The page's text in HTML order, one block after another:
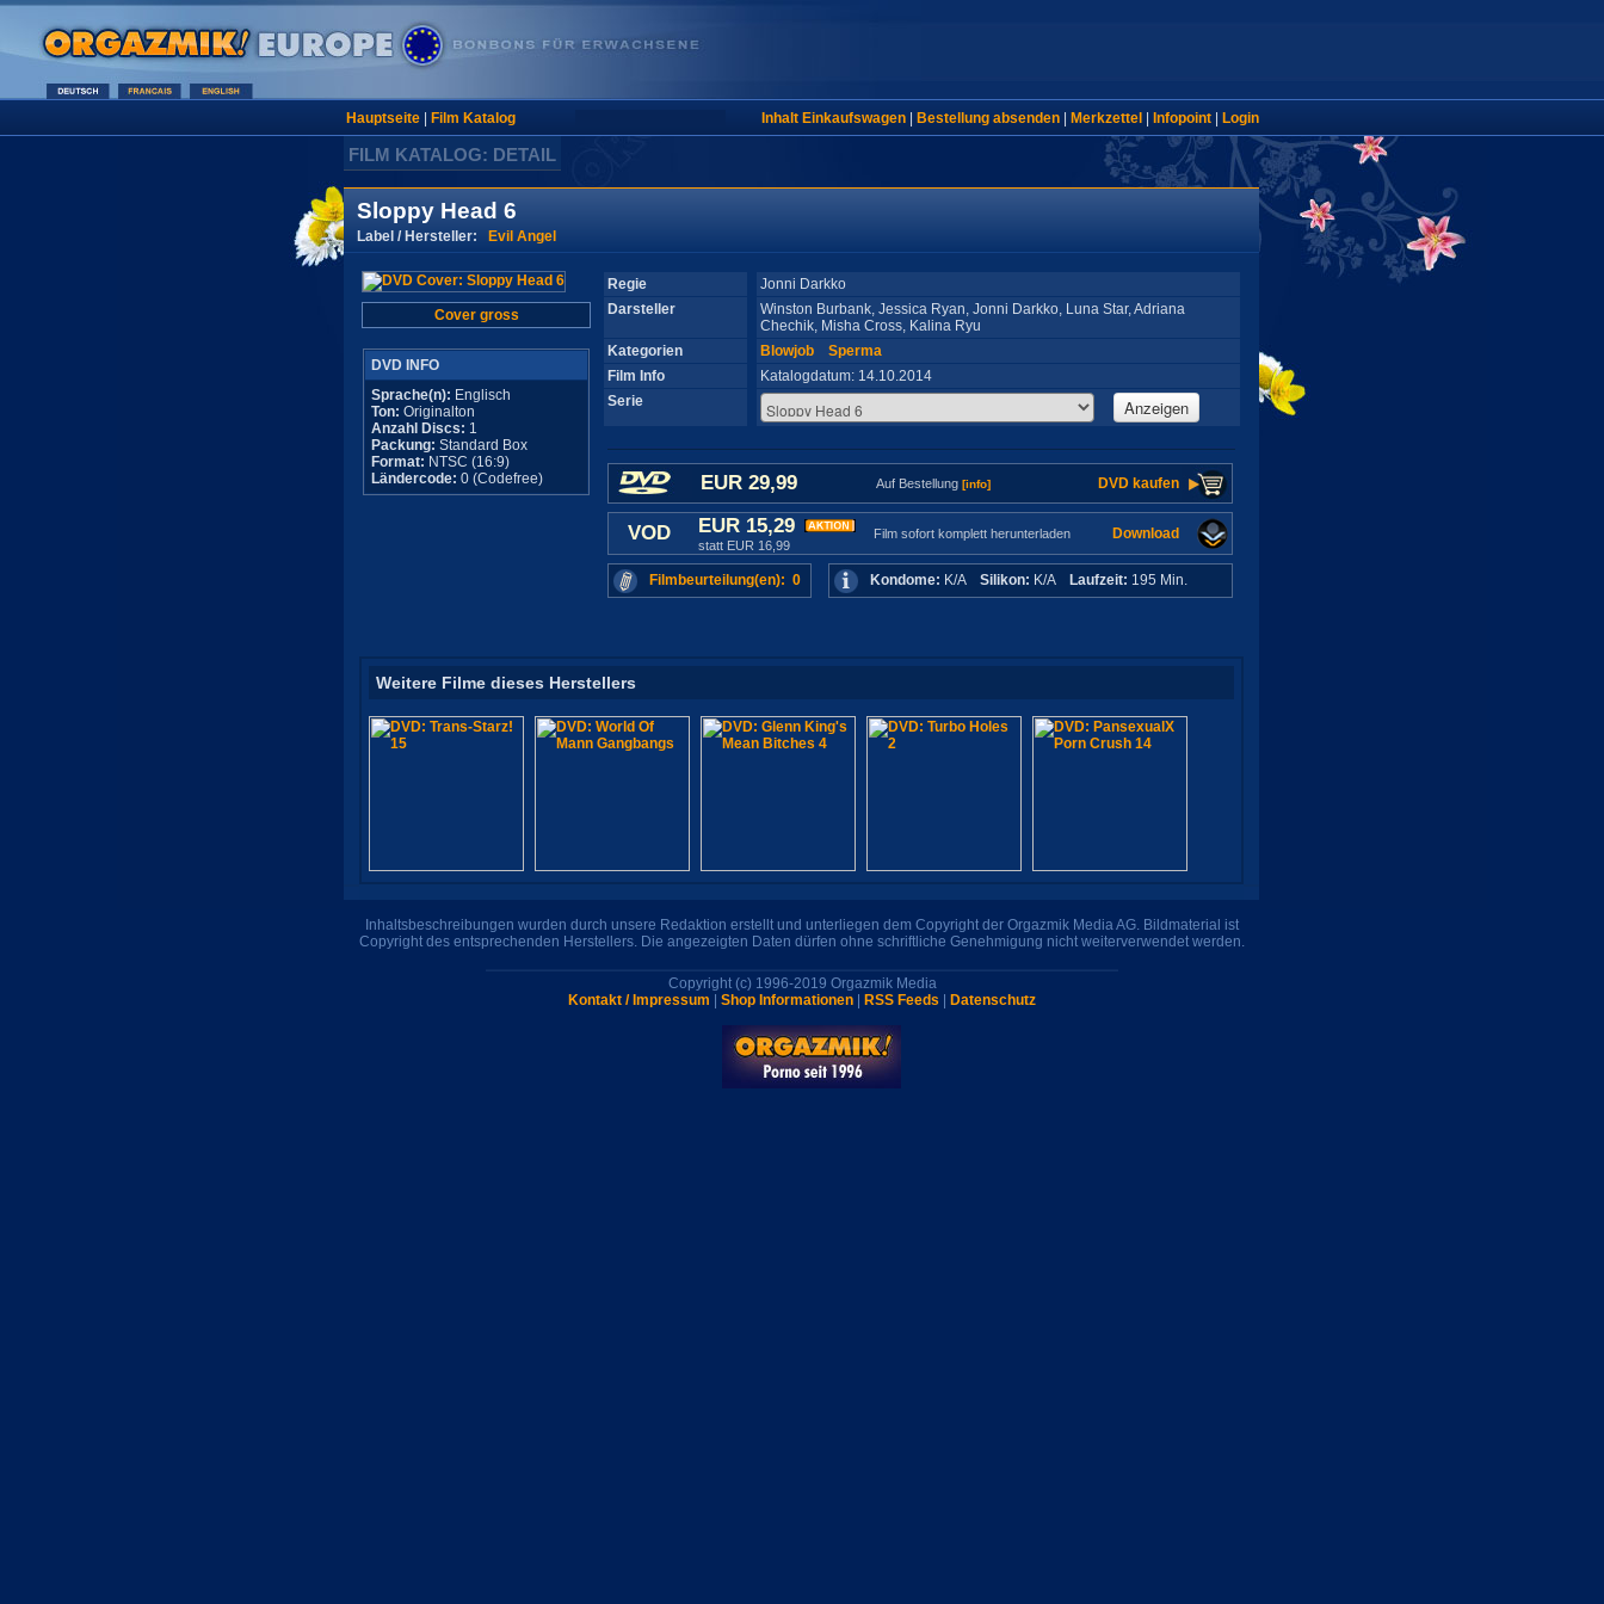
Hauptseite| Film Katalog Inhalt Einkaufswagen| Bestellung absenden| Merkzettel Infopoint| Login
FILM KATALOG: DETAIL
Sloppy Head 6
Label / Hersteller: Evil Angel
Cover gross
DVD INFO
Sprache(n): Englisch
Ton: Originalton
Anzahl Discs: 1
Packung: Standard Box
Format: NTSC (16:9)
Ländercode: 0 (Codefree)
Regie
Jonni Darkko
Darsteller
Winston Burbank, Jessica Ryan, Jonni Darkko, Luna Star, Adriana
Chechik, Misha Cross, Kalina Ryu
Kategorien
Blowjob
Sperma
Film Info
Katalogdatum: 14.10.2014
Serie
Anzeigen
EUR 29,99 Auf Bestellung [info] DVD kaufen
VOD EUR 15,29
statt EUR 16,99
Film sofort komplett herunterladen Download
Filmbeurteilung(en): 0 Kondome: K/A Silikon: K/A Laufzeit: 195 Min.
Weitere Filme dieses Herstellers
Inhaltsbeschreibungen wurden durch unsere Redaktion erstellt und unterliegen dem Copyright der Orgazmik Media AG. Bildmaterial ist
Copyright des entsprechenden Herstellers. Die angezeigten Daten dürfen ohne schriftliche Genehmigung nicht weiterverwendet werden.
Copyright (c) 1996-2019 Orgazmik Media
Kontakt / Impressum
Shop Informationen RSS Feeds Datenschutz